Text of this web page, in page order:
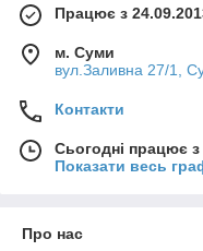
Працює з
м. Суми
вул.Заливна 27/1,
Контакти
Сьогодні працює
Показати весь
Про нас